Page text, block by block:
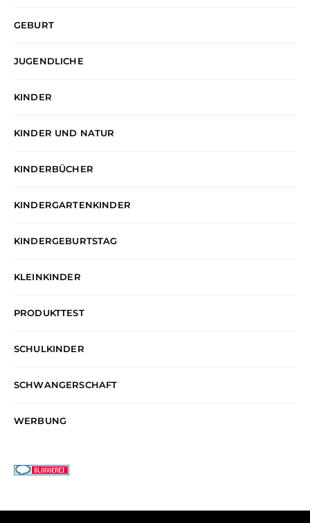
GEBURT
JUGENDLICHE
KINDER
KINDER UND NATUR
KINDERBÜCHER
KINDERGARTENKINDER
KINDERGEBURTSTAG
KLEINKINDER
PRODUKTTEST
SCHULKINDER
SCHWANGERSCHAFT
WERBUNG